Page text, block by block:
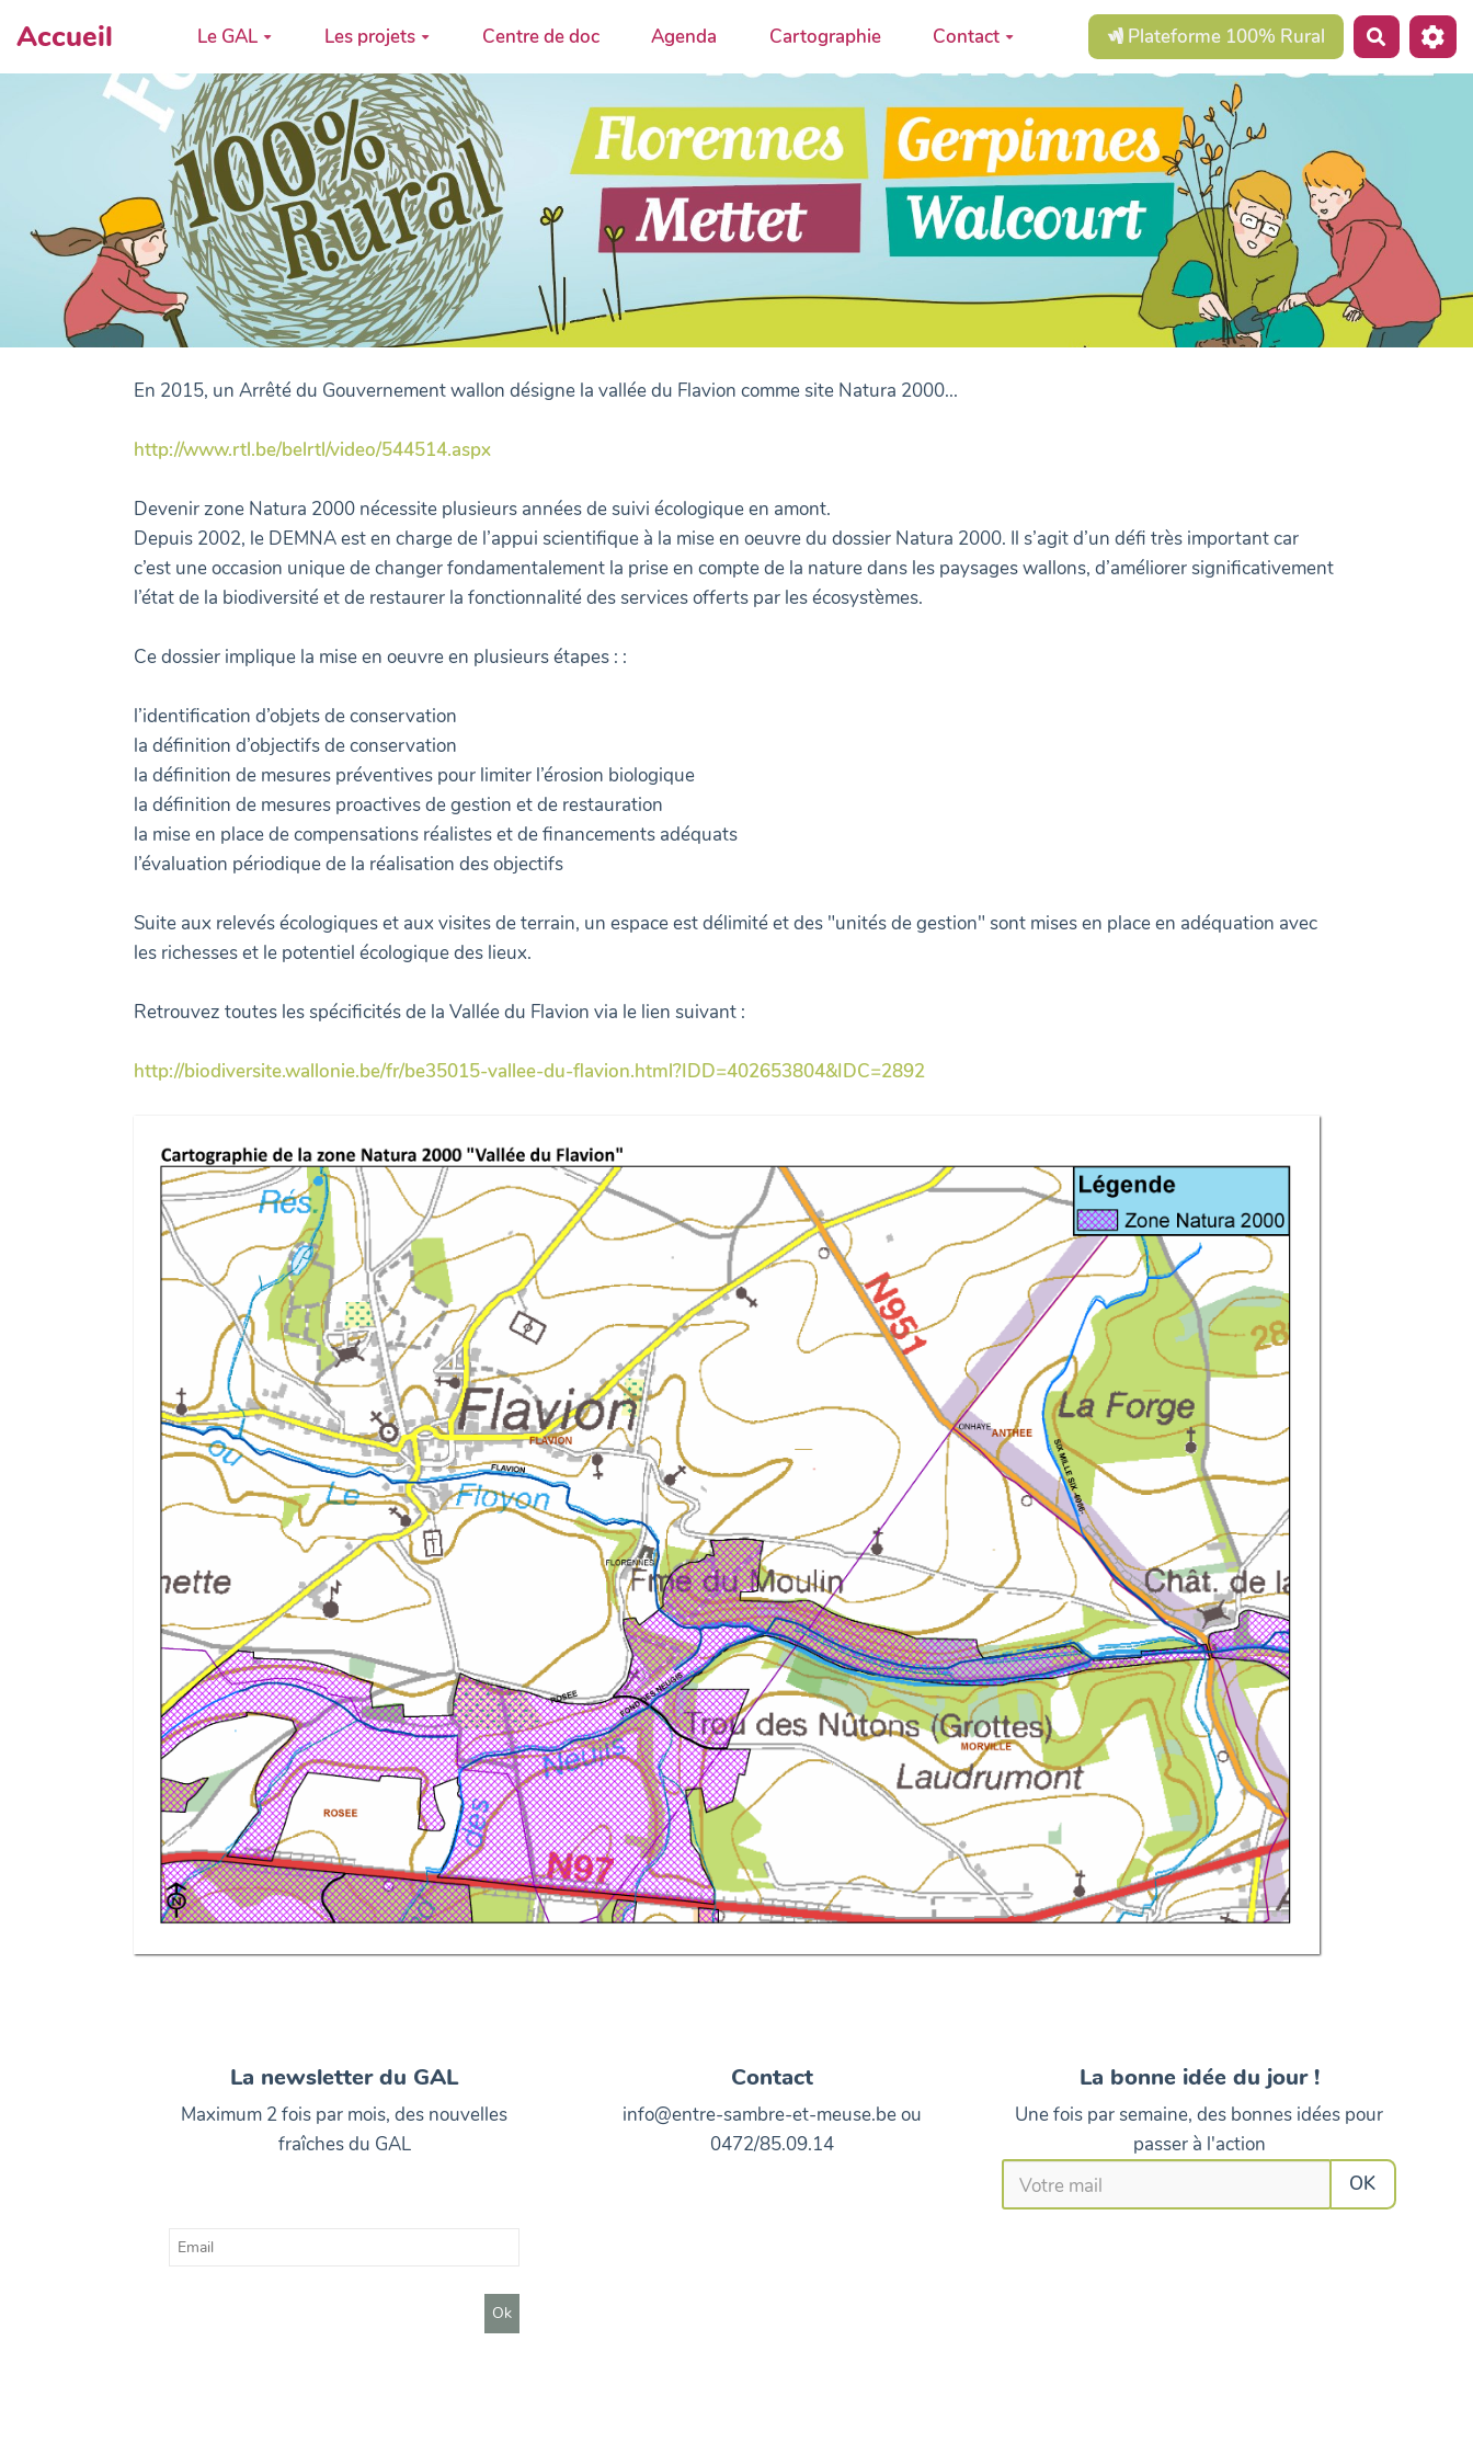
Accueil Le GAL Les projets Centre de doc Agenda Cartographie Contact Plateforme 100% Rural
En 2015, un Arrêté du Gouvernement wallon désigne la vallée du Flavion comme site Natura 2000...
http://www.rtl.be/belrtl/video/544514.aspx
Devenir zone Natura 2000 nécessite plusieurs années de suivi écologique en amont.
Depuis 2002, le DEMNA est en charge de l’appui scientifique à la mise en oeuvre du dossier Natura 2000. Il s’agit d’un défi très important car
c’est une occasion unique de changer fondamentalement la prise en compte de la nature dans les paysages wallons, d’améliorer significativement
l’état de la biodiversité et de restaurer la fonctionnalité des services offerts par les écosystèmes.
Ce dossier implique la mise en oeuvre en plusieurs étapes : :
l’identification d’objets de conservation
la définition d’objectifs de conservation
la définition de mesures préventives pour limiter l’érosion biologique
la définition de mesures proactives de gestion et de restauration
la mise en place de compensations réalistes et de financements adéquats
l’évaluation périodique de la réalisation des objectifs
Suite aux relevés écologiques et aux visites de terrain, un espace est délimité et des "unités de gestion" sont mises en place en adéquation avec
les richesses et le potentiel écologique des lieux.
Retrouvez toutes les spécificités de la Vallée du Flavion via le lien suivant :
http://biodiversite.wallonie.be/fr/be35015-vallee-du-flavion.html?IDD=402653804&IDC=2892
La newsletter du GAL
Maximum 2 fois par mois, des nouvelles
fraîches du GAL
Contact
info@entre-sambre-et-meuse.be ou
0472/85.09.14
La bonne idée du jour !
Une fois par semaine, des bonnes idées pour
passer à l'action